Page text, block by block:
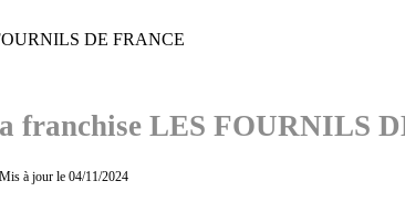
franchise LES FOURNILS
Mis à jour le 04/11/2024